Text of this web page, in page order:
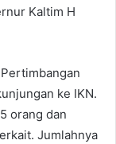
Kaltim H
ke IKN.
orang dan
Jumlahnya